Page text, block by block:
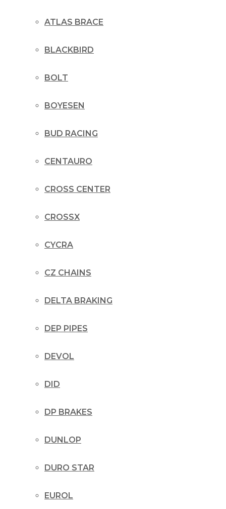
ATLAS BRACE
BLACKBIRD
BOLT
BOYESEN
BUD RACING
CENTAURO
CROSS CENTER
CROSSX
CYCRA
CZ CHAINS
DELTA BRAKING
DEP PIPES
DEVOL
DID
DP BRAKES
DUNLOP
DURO STAR
EUROL